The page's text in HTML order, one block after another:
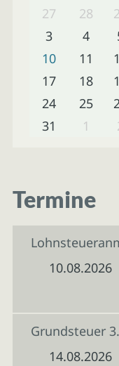
27
28
3
4
10
11
17
18
24
25
31
1
Termine
10.08.2026
Grundsteuer
14.08.2026